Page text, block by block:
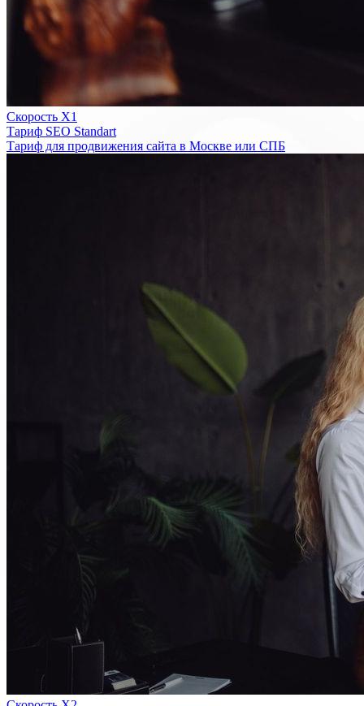
Скорость Х1
Тариф SEO Standart
Тариф для продвижения сайта в Москве или СПБ